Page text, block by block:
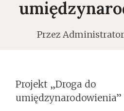
Przez Administrator
Projekt „Droga do
umiędzynarodowienia”